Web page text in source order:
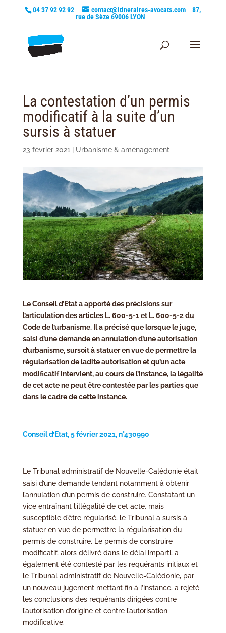
04 37 92 92 92 contact@itineraires-avocats.com
87,
rue de Sèze 69006 LYON
La contestation d’un permis
modificatif à la suite d’un
sursis à statuer
23 février 2021 Urbanisme & aménagement
Le Conseil d’Etat a apporté des précisions sur
l’articulation des articles L. 600-5-1 et L. 600-5-2 du
Code de l’urbanisme. Il a précisé que lorsque le juge,
saisi d’une demande en annulation d’une autorisation
d’urbanisme, sursoit à statuer en vue de permettre la
régularisation de ladite autorisation et qu’un acte
modificatif intervient, au cours de l’instance, la légalité
de cet acte ne peut être contestée par les parties que
dans le cadre de cette instance.
Conseil d’Etat, 5 février 2021, n°430990
Le Tribunal administratif de Nouvelle-Calédonie était
saisi d’une demande tendant notamment à obtenir
l’annulation d’un permis de construire. Constatant un
vice entraînant l’illégalité de cet acte, mais
susceptible d’être régularisé, le Tribunal a sursis à
statuer en vue de permettre la régularisation du
permis de construire. Le permis de construire
modificatif, alors délivré dans le délai imparti, a
également été contesté par les requérants initiaux et
le Tribunal administratif de Nouvelle-Calédonie, par
un nouveau jugement mettant fin à l’instance, a rejeté
les conclusions des requérants dirigées contre
l’autorisation d’origine et contre l’autorisation
modificative.